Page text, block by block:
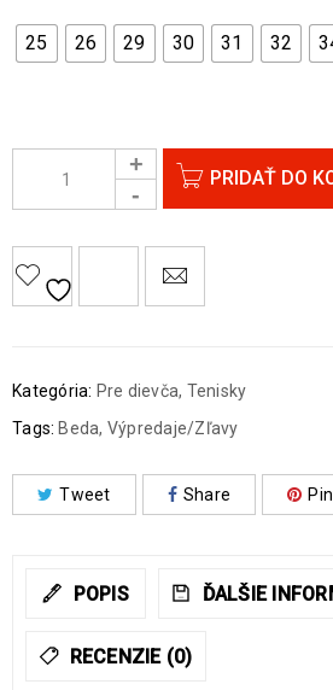
25 26 29 30 31 32
PRIDAŤ DO
Kategória: Pre dievča, Tenisky
Tags: Beda, Výpredaje/Zľavy
Tweet Share
POPIS ĎALŠIE
RECENZIE (0)